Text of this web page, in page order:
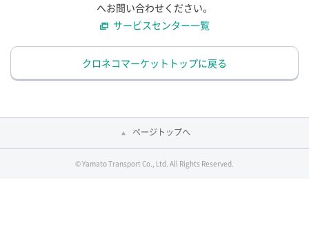
へお問い合わせください。
サービスセンター一覧
クロネコマーケットトップに戻る
ページトップへ
© Yamato Transport Co., Ltd. All Rights Reserved.